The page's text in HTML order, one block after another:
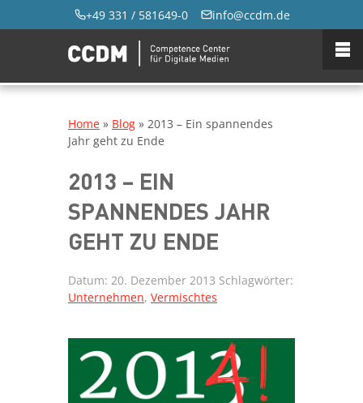
+49 331 / 581649-0 info@ccdm.de
Home » Blog » 2013 – Ein spannendes
Jahr geht zu Ende
2013 – EIN
SPANNENDES JAHR
GEHT ZU ENDE
Datum: 20. Dezember 2013 Schlagwörter:
Unternehmen, Vermischtes